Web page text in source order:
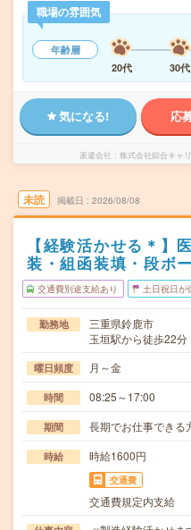
職場の雰囲気
年齢層
20代
30代
気になる! 応
派遣会社 株式会社綜合キャ
未読 掲載日 2026/08/08
【経験活かせる＊】
装・組函装填・段ボ
交通費別途支給あり 土日祝日が
勤務地
三重県鈴鹿市
玉垣駅から徒歩22分
曜日頻度 月～金
時間 08:25～17:00
期間 長期でお仕事できる
時給 時給1600円
交通費
交通費規定内支給